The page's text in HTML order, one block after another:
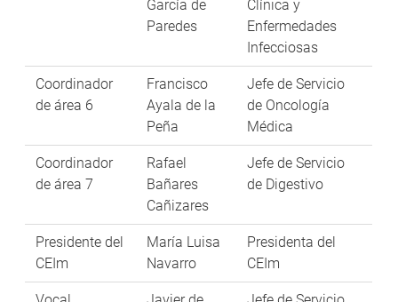
García de
Paredes
Clínica y
Enfermedades
Infecciosas
Coordinador
de área 6
Francisco
Ayala de la
Peña
Jefe de Servicio
de Oncología
Médica
Coordinador
de área 7
Rafael
Bañares
Cañizares
Jefe de Servicio
de Digestivo
Presidente del
CEIm
María Luisa
Navarro
Presidenta del
CEIm